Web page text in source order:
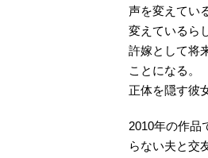
声を変えてい
変えているら
許嫁として将
ことになる。
正体を隠す彼
2010年の作品
らない夫と交